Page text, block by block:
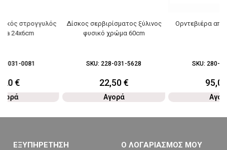
στρογγυλός
24x6cm
031-0081
€
Δίσκος σερβιρίσματος ξύλινος
φυσικό χρώμα 60cm
SKU: 228-031-5628
22,50€
Αγορά
Ορντεβιέρα
SKU: 280-
ΕΞΥΠΗΡΕΤΗΣΗ
Ο ΛΟΓΑΡΙΑΣΜΟΣ ΜΟΥ